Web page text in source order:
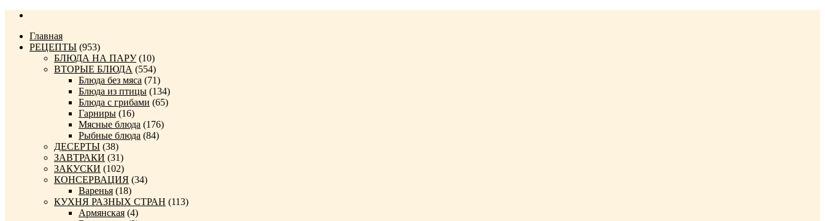
Главная
РЕЦЕПТЫ (953)
БЛЮДА НА ПАРУ(10)
ВТОРЫЕ БЛЮДА (554)
Блюда без мяса (71)
Блюда из птицы (134)
Блюда с грибами (65)
Гарниры (16)
Мясные блюда (176)
Рыбные блюда (84)
ДЕСЕРТЫ (38)
ЗАВТРАКИ (31)
ЗАКУСКИ (102)
КОНСЕРВАЦИЯ (34)
Варенья (18)
КУХНЯ РАЗНЫХ СТРАН (113)
Армянская (4)